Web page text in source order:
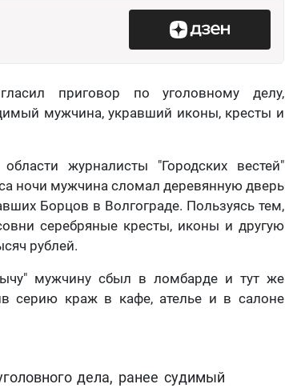
приговор по уголовному делу,
мужчина, укравший иконы, кресты и
журналисты "Городских вестей"
ночи мужчина сломал деревянную дверь
Борцов в Волгограде. Пользуясь тем,
серебряные кресты, иконы и другую
рублей.
мужчину сбыл в ломбарде и тут же
серию краж в кафе, ателье и в салоне
дела, ранее судимый